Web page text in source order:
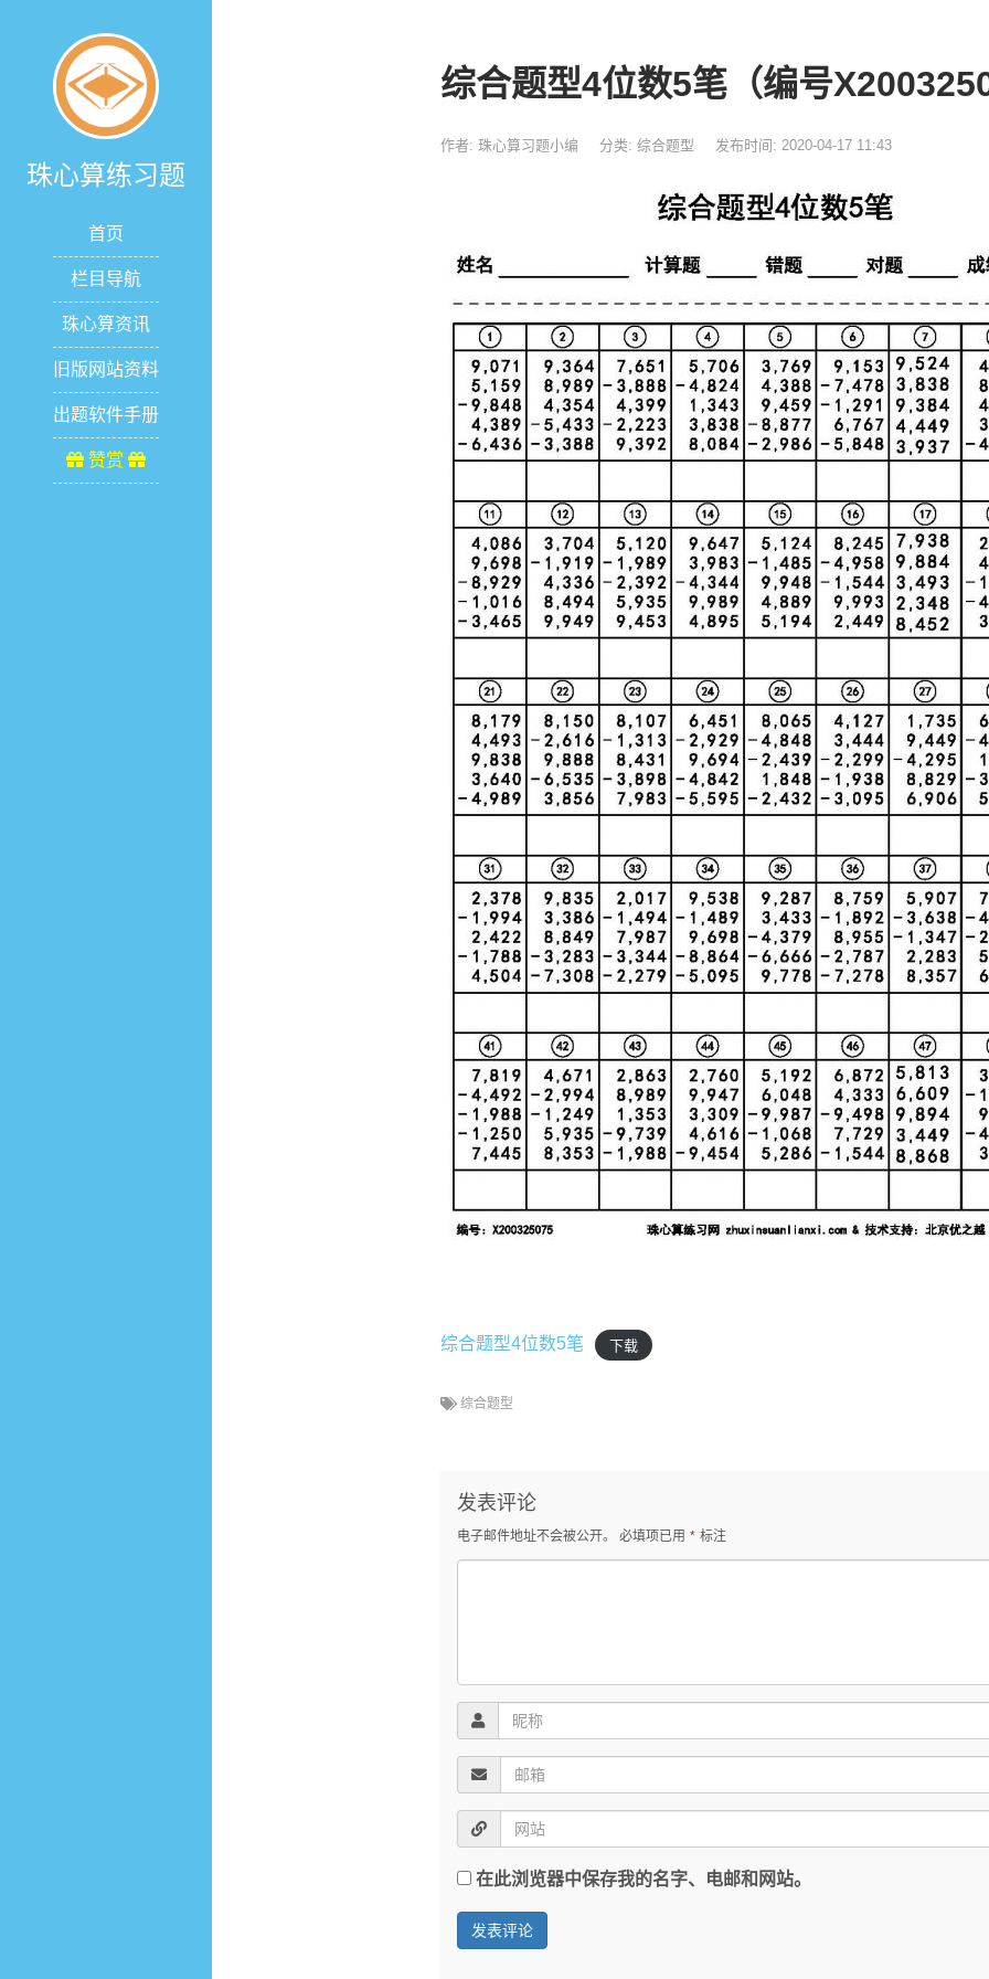
珠心算练习题
首页
栏目导航
珠心算资讯
旧版网站资料
出题软件手册
赞赏
综合题型4位数5笔（编号
作者: 珠心算习题小编 分类: 综合题型 发布时间: 2020-04-17 11:43
综合题型4位数5笔 下载
综合题型
发表评论
电子邮件地址不会被公开。 必填项已用 * 标注
在此浏览器中保存我的名字、电邮和网站。